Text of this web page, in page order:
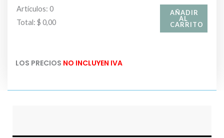
Artículos: 0
Total: $ 0,00
Tu
es
AÑADIR
AL
CARRITO
LOS PRECIOS NO INCLUYEN IVA